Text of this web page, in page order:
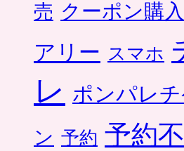
売 クーポン購入
アリー スマホ
レ ポンパレチ
ン 予約 予約